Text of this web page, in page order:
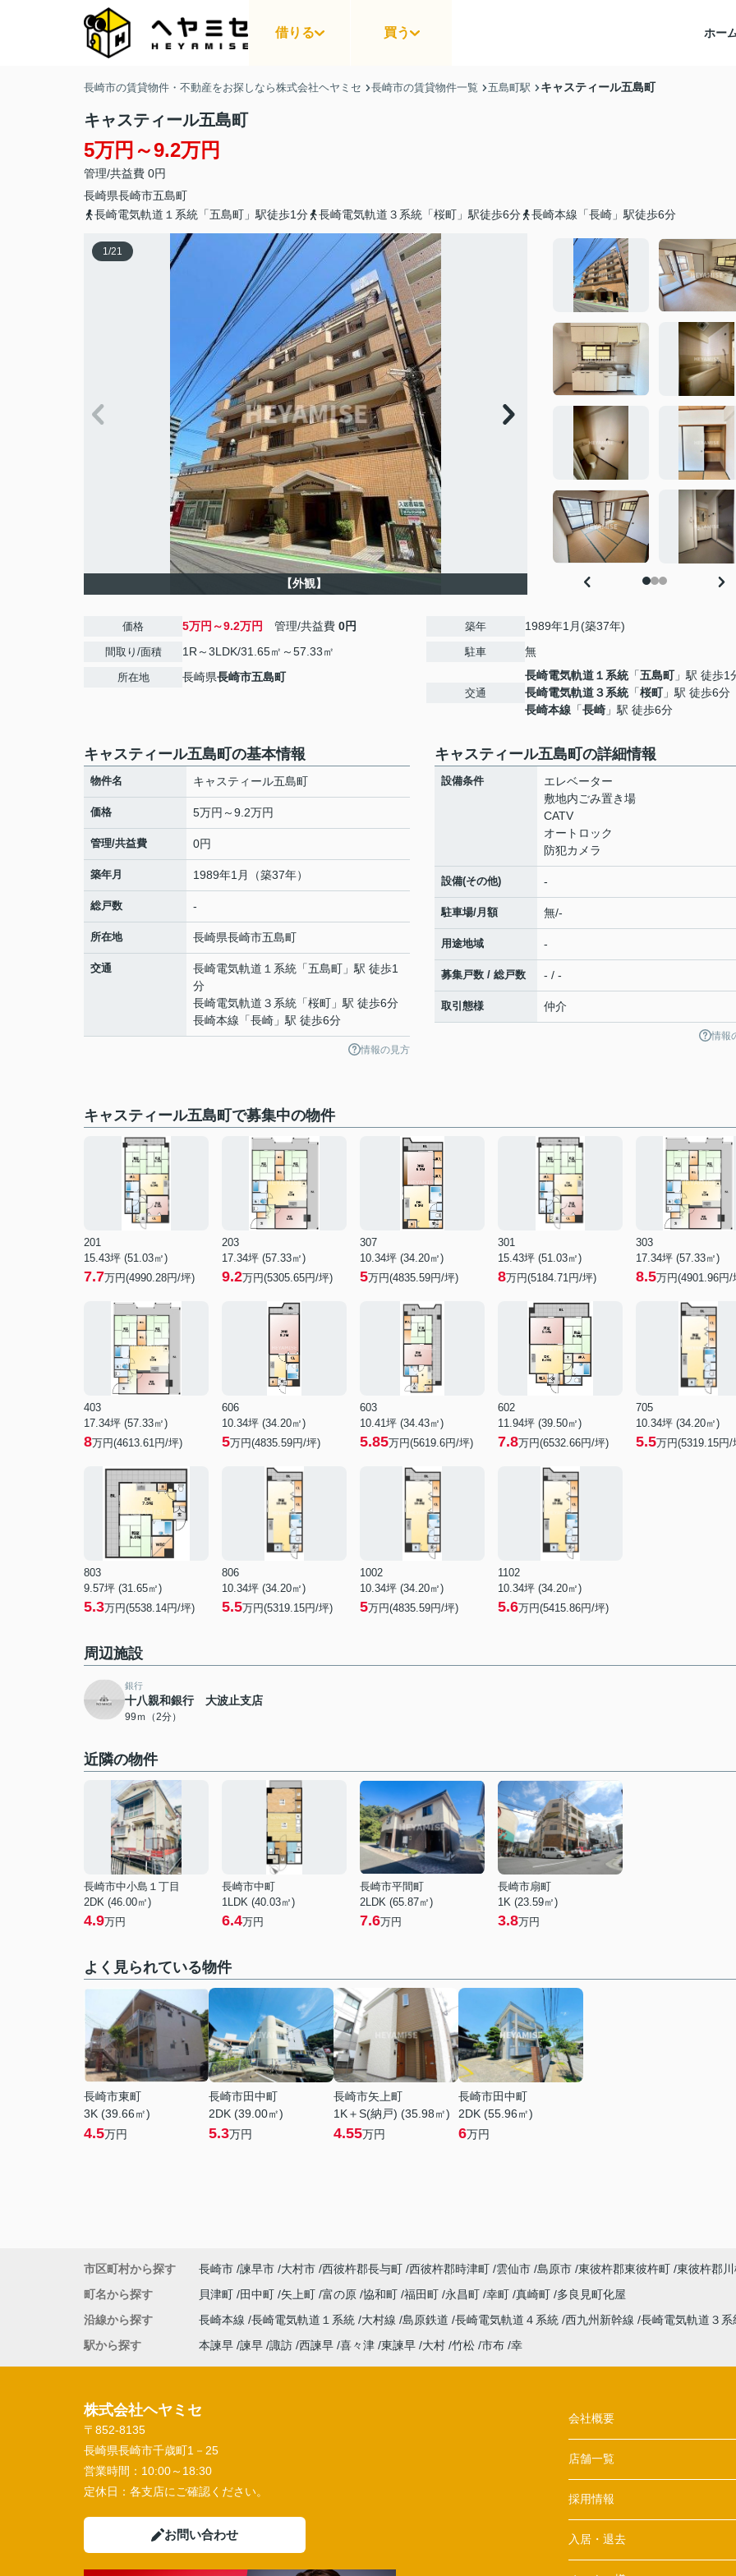
借りる 買う ホー
長崎市の賃貸物件・不動産をお探しなら株式会社ヘヤミセ 長崎市の賃貸物件一覧 五島町駅 キャスティール五島町
キャスティール五島町
5万円～9.2万円
管理/共益費 0円
長崎県長崎市五島町
長崎電気軌道１系統「五島町」駅徒歩1分
長崎電気軌道３系統「桜町」駅徒歩6分 長崎本線「長崎」駅徒歩6分
1/21
【外観】
価格 5万円～9.2万円 管理/共益費 0円
間取り/面積 1R～3LDK/31.65㎡～57.33㎡
所在地 長崎県長崎市五島町
築年 1989年1月(築37年)
駐車 無
交通
長崎電気軌道１系統「五島町」駅 徒歩1
長崎電気軌道３系統「桜町」駅 徒歩6分
長崎本線 「長崎 」駅 徒歩6分
キャスティール五島町の基本情報
物件名 キャスティール五島町
価格 5万円～9.2万円
管理/共益費 0円
築年月 1989年1月（築37年）
総戸数 -
所在地 長崎県長崎市五島町
交通 長崎電気軌道１系統 「五島町 」駅 徒歩1
分
長崎電気軌道３系統 「桜町 」駅 徒歩6分
長崎本線 「長崎 」駅 徒歩6分
情報の見方
キャスティール五島町の詳細情報
設備条件
エレベーター
敷地内ごみ置き場
CATV
オートロック
防犯カメラ
設備(その他) -
駐車場/月額 無/-
用途地域 -
募集戸数 / 総戸数 - / -
取引態様 仲介
情報
キャスティール五島町で募集中の物件
201
15.43坪 (51.03㎡)
7.7万円(4990.28円/坪)
203
17.34坪 (57.33㎡)
9.2万円(5305.65円/坪)
307
10.34坪 (34.20㎡)
5万円(4835.59円/坪)
301
15.43坪 (51.03㎡)
8万円(5184.71円/坪)
303
17.34坪 (57.33㎡)
8.5万円(4901.96円/
403
17.34坪 (57.33㎡)
8万円(4613.61円/坪)
606
10.34坪 (34.20㎡)
5万円(4835.59円/坪)
603
10.41坪 (34.43㎡)
5.85万円(5619.6円/坪)
602
11.94坪 (39.50㎡)
7.8万円(6532.66円/坪)
705
10.34坪 (34.20㎡)
5.5万円(5319.15円/
803
9.57坪 (31.65㎡)
5.3万円(5538.14円/坪)
806
10.34坪 (34.20㎡)
5.5万円(5319.15円/坪)
1002
10.34坪 (34.20㎡)
5万円(4835.59円/坪)
1102
10.34坪 (34.20㎡)
5.6万円(5415.86円/坪)
周辺施設
銀行
十八親和銀行 大波止支店
99ｍ（2分）
近隣の物件
長崎市中小島１丁目
2DK (46.00㎡)
4.9万円
長崎市中町
1LDK (40.03㎡)
6.4万円
長崎市平間町
2LDK (65.87㎡)
7.6万円
長崎市扇町
1K (23.59㎡)
3.8万円
よく見られている物件
長崎市東町
3K (39.66㎡)
4.5万円
長崎市田中町
2DK (39.00㎡)
5.3万円
長崎市矢上町
1K＋S(納戸) (35.98㎡)
4.55万円
長崎市田中町
2DK (55.96㎡)
6万円
市区町村から探す 長崎市 諫早市 大村市 西彼杵郡長与町 西彼杵郡時津町 雲仙市 島原市 東彼杵郡東彼杵町 東彼杵郡
町名から探す
貝津町 田中町 矢上町 富の原 協和町 福田町 永昌町 幸町 真崎町 多良見町化屋
沿線から探す
長崎本線 長崎電気軌道１系統 大村線 島原鉄道 長崎電気軌道４系統 西九州新幹線 長崎電気軌道３
駅から探す
本諫早 諫早 諏訪 西諫早 喜々津 東諫早 大村 竹松 市布 幸
株式会社ヘヤミセ
〒852-8135
長崎県長崎市千歳町1－25
営業時間： 10:00～18:30
定休日： 各支店にご確認ください。
お問い合わせ
会社概要
店舗一覧
採用情報
入居・退去